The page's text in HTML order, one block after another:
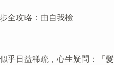
全攻略：由自我檢
乎日益稀疏，心生疑問：「髮